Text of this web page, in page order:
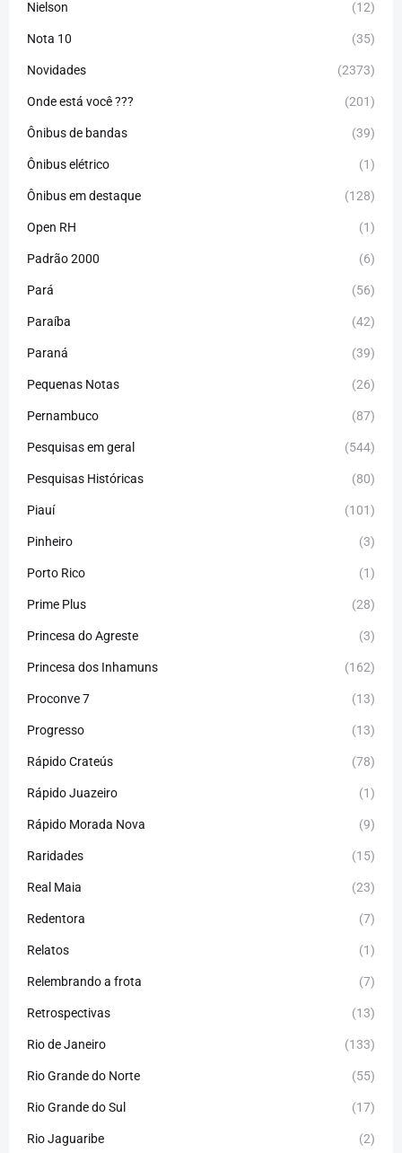
Nielson (12)
Nota 10 (35)
Novidades (2373)
Onde está você ??? (201)
Ônibus de bandas (39)
Ônibus elétrico (1)
Ônibus em destaque (128)
Open RH (1)
Padrão 2000 (6)
Pará (56)
Paraíba (42)
Paraná (39)
Pequenas Notas (26)
Pernambuco (87)
Pesquisas em geral (544)
Pesquisas Históricas (80)
Piauí (101)
Pinheiro (3)
Porto Rico (1)
Prime Plus (28)
Princesa do Agreste (3)
Princesa dos Inhamuns (162)
Proconve 7 (13)
Progresso (13)
Rápido Crateús (78)
Rápido Juazeiro (1)
Rápido Morada Nova (9)
Raridades (15)
Real Maia (23)
Redentora (7)
Relatos (1)
Relembrando a frota (7)
Retrospectivas (13)
Rio de Janeiro (133)
Rio Grande do Norte (55)
Rio Grande do Sul (17)
Rio Jaguaribe (2)